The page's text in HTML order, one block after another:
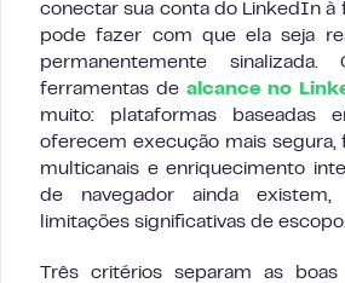
conectar sua conta do LinkedIn à
pode fazer com que ela seja
permanentemente
ferramentas de alcance no
muito: plataformas baseadas
oferecem execução mais segura,
multicanais e enriquecimento
de navegador ainda
limitações significativas de
Três critérios separam as